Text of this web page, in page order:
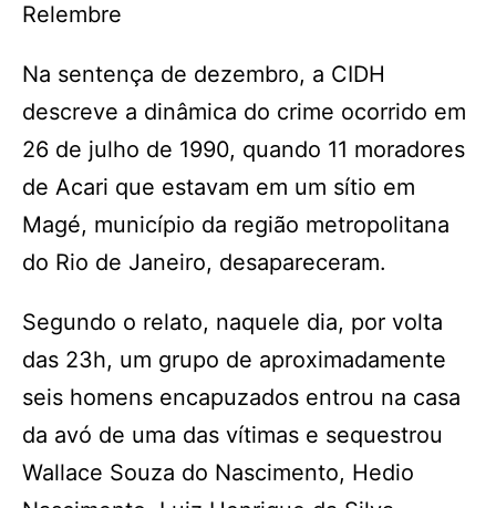
Relembre
Na sentença de dezembro, a CIDH
descreve a dinâmica do crime ocorrido em
26 de julho de 1990, quando 11 moradores
de Acari que estavam em um sítio em
Magé, município da região metropolitana
do Rio de Janeiro, desapareceram.
Segundo o relato, naquele dia, por volta
das 23h, um grupo de aproximadamente
seis homens encapuzados entrou na casa
da avó de uma das vítimas e sequestrou
Wallace Souza do Nascimento, Hedio